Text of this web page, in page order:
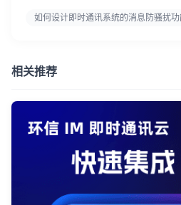
如何设计即时通讯系统的消息防骚扰功
相关推荐